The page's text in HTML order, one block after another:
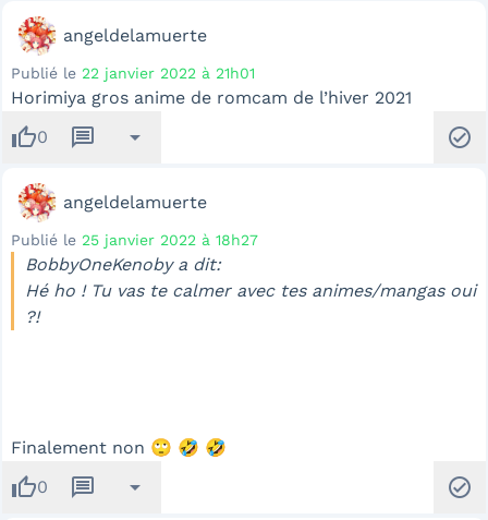
angeldelamuerte
Publié le 22 janvier 2022 à 21h01
Horimiya gros anime de romcam de l’hiver 2021
thumb_up0 message arrow_drop_down check_circle
angeldelamuerte
Publié le 25 janvier 2022 à 18h27
BobbyOneKenoby a dit:
Hé ho ! Tu vas te calmer avec tes animes/mangas oui
?!
Finalement non 🙄 🤣 🤣
thumb_up0 message arrow_drop_down check_circle